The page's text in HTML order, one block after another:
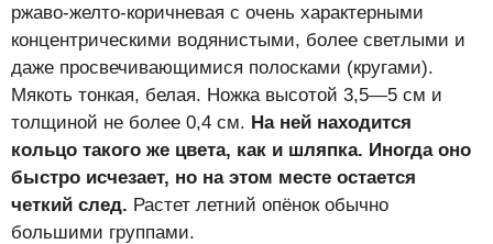
ржаво-желто-коричневая с очень характерными
концентрическими водянистыми, более светлыми и
даже просвечивающимися полосками (кругами).
Мякоть тонкая, белая. Ножка высотой 3,5—5 см и
толщиной не более 0,4 см. На ней находится
кольцо такого же цвета, как и шляпка. Иногда оно
быстро исчезает, но на этом месте остается
четкий след. Растет летний опёнок обычно
большими группами.